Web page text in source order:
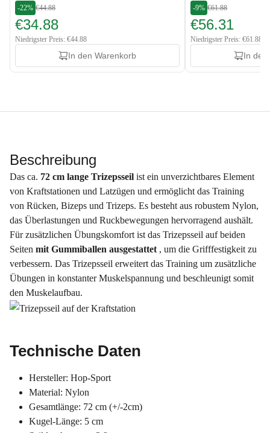
-22% €44.88
€34.88
Niedrigster Preis: €44.88
In den Warenkorb
-9% €61.88
€56.31
Niedrigster Preis: €61.88
In den
Beschreibung
Das ca. 72 cm lange Trizepsseil ist ein unverzichtbares Element
von Kraftstationen und Latzügen und ermöglicht das Training
von Rücken, Bizeps und Trizeps. Es besteht aus robustem Nylon,
das Überlastungen und Ruckbewegungen hervorragend aushält.
Für zusätzlichen Übungskomfort ist das Trizepsseil auf beiden
Seiten mit Gummiballen ausgestattet , um die Grifffestigkeit zu
verbessern. Das Trizepsseil erweitert das Training um zusätzliche
Übungen in konstanter Muskelspannung und beschleunigt somit
den Muskelaufbau.
Technische Daten
Hersteller: Hop-Sport
Material: Nylon
Gesamtlänge: 72 cm (+/-2cm)
Kugel-Länge: 5 cm